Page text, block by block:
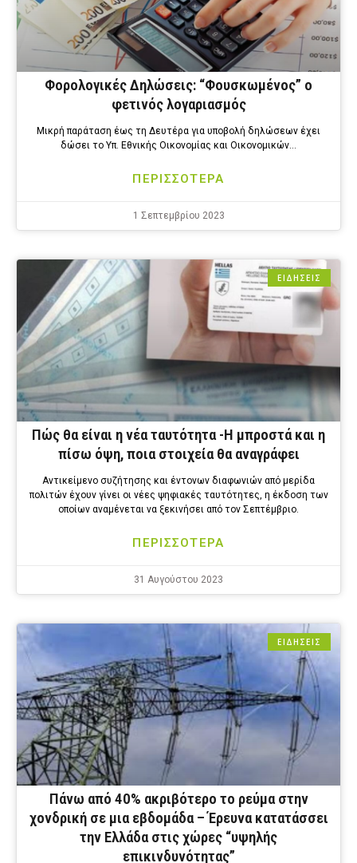
Φορολογικές Δηλώσεις: “Φουσκωμένος” ο
φετινός λογαριασμός
Μικρή παράταση έως τη Δευτέρα για υποβολή δηλώσεων έχει
δώσει το Υπ. Εθνικής Οικονομίας και Οικονομικών…
ΠΕΡΙΣΣΟΤΕΡΑ
1 Σεπτεμβρίου 2023
ΕΙΔΗΣΕΙΣ
Πώς θα είναι η νέα ταυτότητα -Η μπροστά και η
πίσω όψη, ποια στοιχεία θα αναγράφει
Αντικείμενο συζήτησης και έντονων διαφωνιών από μερίδα
πολιτών έχουν γίνει οι νέες ψηφιακές ταυτότητες, η έκδοση των
οποίων αναμένεται να ξεκινήσει από τον Σεπτέμβριο.
ΠΕΡΙΣΣΟΤΕΡΑ
31 Αυγούστου 2023
ΕΙΔΗΣΕΙΣ
Πάνω από 40% ακριβότερο το ρεύμα στην
χονδρική σε μια εβδομάδα – Έρευνα κατατάσσει
την Ελλάδα στις χώρες “υψηλής
επικινδυνότητας”